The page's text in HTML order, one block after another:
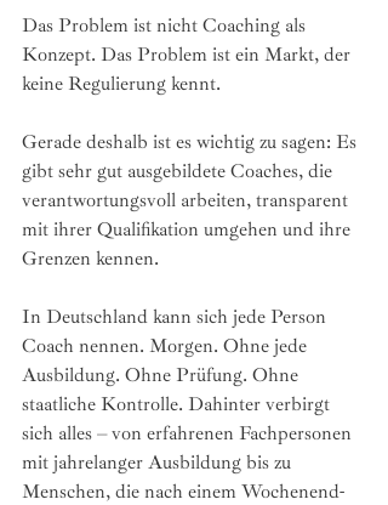
Das Problem ist nicht Coaching als
Konzept. Das Problem ist ein Markt, der
keine Regulierung kennt.
Gerade deshalb ist es wichtig zu sagen: Es
gibt sehr gut ausgebildete Coaches, die
verantwortungsvoll arbeiten, transparent
mit ihrer Qualifikation umgehen und ihre
Grenzen kennen.
In Deutschland kann sich jede Person
Coach nennen. Morgen. Ohne jede
Ausbildung. Ohne Prüfung. Ohne
staatliche Kontrolle. Dahinter verbirgt
sich alles – von erfahrenen Fachpersonen
mit jahrelanger Ausbildung bis zu
Menschen, die nach einem Wochenend-